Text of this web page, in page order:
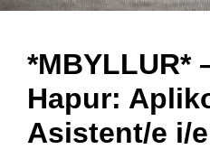
*MBYLLUR*
Hapur:
Asistent/e i/